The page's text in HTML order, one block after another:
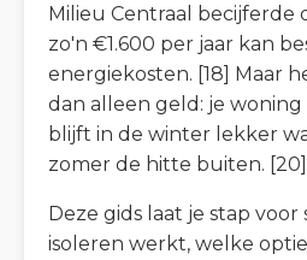
Milieu Centraal becijferde
zo'n €1.600 per jaar kan
energiekosten. [18] Maar
dan alleen geld: je
blijft in de winter lekker
zomer de hitte buiten. [20]
Deze gids laat je stap voor
isoleren werkt, welke